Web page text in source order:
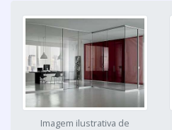
Imagem ilustrativa de